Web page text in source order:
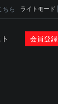
ちら ライトモード
会員登録